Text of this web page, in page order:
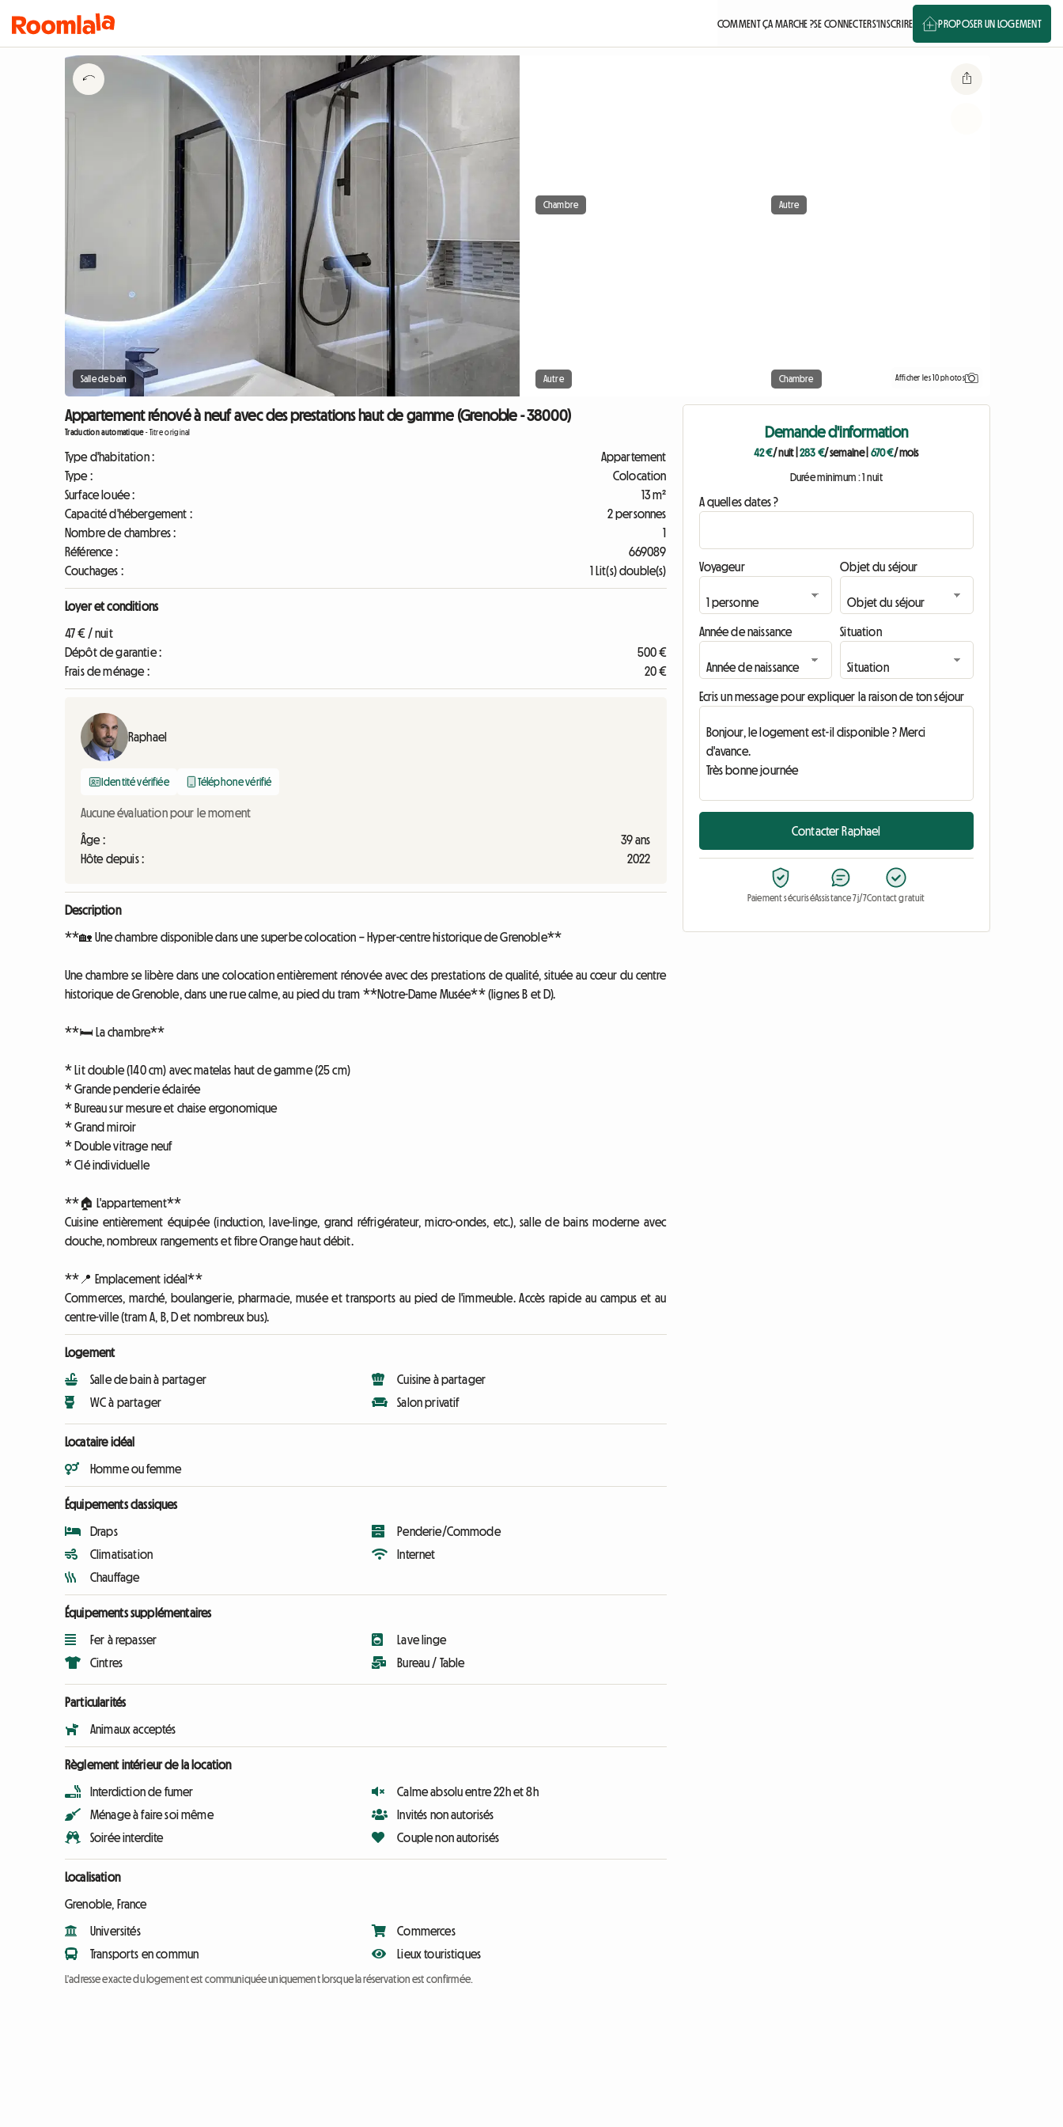
COMMENT ÇA MARCHE ?SE CONNECTERS'INSCRIRE PROPOSER UN LOGEMENT
Salle de bain
Chambre Autre
Autre Chambre Afficher les 10 photos
Appartement rénové à neuf avec des prestations haut de gamme (Grenoble - 38000)
Traduction automatique-Titre original
Type d'habitation :
Appartement
Type :
Colocation
Surface louée :
13 m²
Capacité d'hébergement :
2 personnes
Nombre de chambres :
1
Référence :
669089
Couchages :
1 Lit(s) double(s)
Loyer et conditions
47 € / nuit
Dépôt de garantie :
500 €
Frais de ménage :
20 €
Raphael
Identité vérifiée Téléphone vérifié
Aucune évaluation pour le moment
Âge :
39 ans
Hôte depuis :
2022
Description
**🏡 Une chambre disponible dans une superbe colocation – Hyper-centre historique de Grenoble**
Une chambre se libère dans une colocation entièrement rénovée avec des prestations de qualité, située au cœur du centre
historique de Grenoble, dans une rue calme, au pied du tram **Notre-Dame Musée** (lignes B et D).
**🛏️ La chambre**
* Lit double (140 cm) avec matelas haut de gamme (25 cm)
* Grande penderie éclairée
* Bureau sur mesure et chaise ergonomique
* Grand miroir
* Double vitrage neuf
* Clé individuelle
**🏠 L'appartement**
Cuisine entièrement équipée (induction, lave-linge, grand réfrigérateur, micro-ondes, etc.), salle de bains moderne avec
douche, nombreux rangements et fibre Orange haut débit.
**📍 Emplacement idéal**
Commerces, marché, boulangerie, pharmacie, musée et transports au pied de l'immeuble. Accès rapide au campus et au
centre-ville (tram A, B, D et nombreux bus).
Logement
Salle de bain à partager
WC à partager
Cuisine à partager
Salon privatif
Locataire idéal
Homme ou femme
Équipements classiques
Draps
Climatisation
Chauffage
Penderie/Commode
Internet
Équipements supplémentaires
Fer à repasser
Cintres
Lave linge
Bureau / Table
Particularités
Animaux acceptés
Règlement intérieur de la location
Interdiction de fumer
Ménage à faire soi même
Soirée interdite
Calme absolu entre 22h et 8h
Invités non autorisés
Couple non autorisés
Localisation
Grenoble, France
Universités
Transports en commun
Commerces
Lieux touristiques
L'adresse exacte du logement est communiquée uniquement lorsque la réservation est confirmée.
Demande d'information
42 €/ nuit|283 €/ semaine| 670 €/ mois
Durée minimum : 1 nuit
A quelles dates ?
Voyageur Objet du séjour
Année de naissance Situation
Ecris un message pour expliquer la raison de ton séjour
Contacter Raphael
Paiement sécuriséAssistance 7j/7Contact gratuit